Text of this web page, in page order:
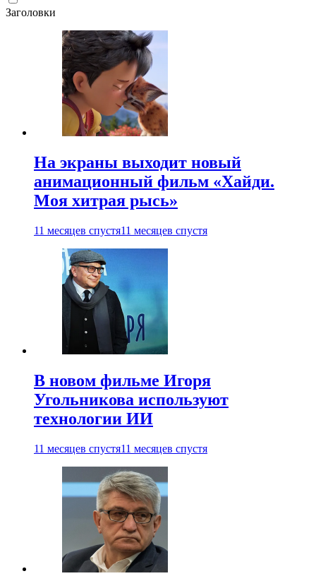
Заголовки
На экраны выходит новый
анимационный фильм «Хайди.
Моя хитрая рысь»
11 месяцев спустя11 месяцев спустя
В новом фильме Игоря
Угольникова используют
технологии ИИ
11 месяцев спустя11 месяцев спустя